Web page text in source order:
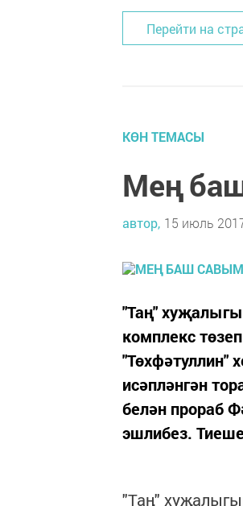
Перейти на
КӨН ТЕМАСЫ
Мең
автор, 15 июль
"Таң"
комплекс
"Төхфәтуллин"
исәпләнгән
белән прораб
эшлибез.
"Таң"